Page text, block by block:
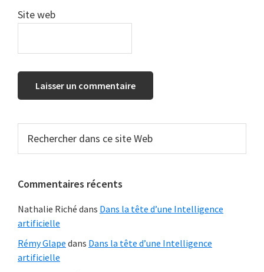
Site web
Barre
latérale
dans
ce
Web
Commentaires récents
Nathalie Riché dans Dans la tête d’une Intelligence
artificielle
Rémy Glape dans Dans la tête d’une Intelligence
artificielle